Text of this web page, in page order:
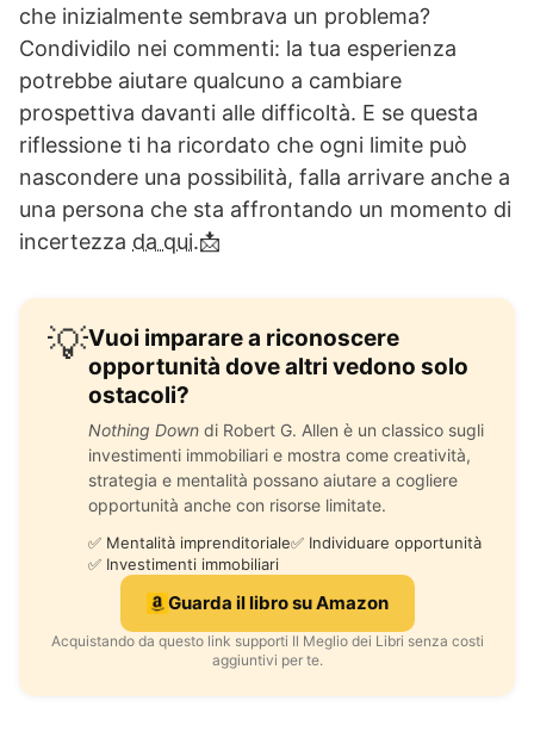
che inizialmente sembrava un problema?
Condividilo nei commenti: la tua esperienza
potrebbe aiutare qualcuno a cambiare
prospettiva davanti alle difficoltà. E se questa
riflessione ti ha ricordato che ogni limite può
nascondere una possibilità, falla arrivare anche a
una persona che sta affrontando un momento di
incertezza da qui.📩
💡Vuoi imparare a riconoscere
opportunità dove altri vedono solo
ostacoli?
Nothing Down di Robert G. Allen è un classico sugli
investimenti immobiliari e mostra come creatività,
strategia e mentalità possano aiutare a cogliere
opportunità anche con risorse limitate.
✅ Mentalità imprenditoriale✅ Individuare opportunità
✅ Investimenti immobiliari
Guarda il libro su Amazon
Acquistando da questo link supporti Il Meglio dei Libri senza costi
aggiuntivi per te.